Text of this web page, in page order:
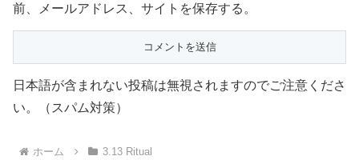
前、メールアドレス、サイトを保存する。
日本語が含まれない投稿は無視されますのでご注意くださ
い。（スパム対策）
ホーム 3.13 Ritual